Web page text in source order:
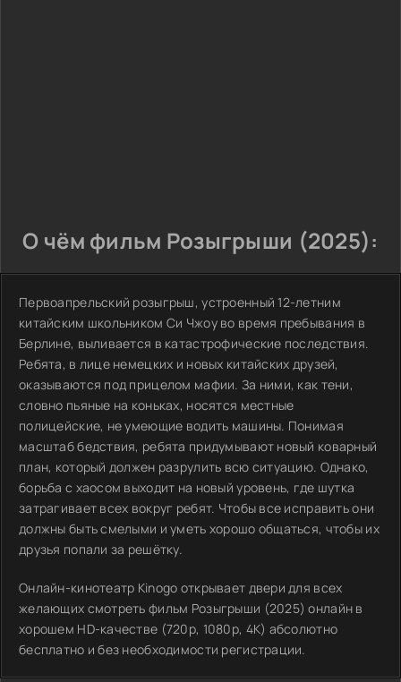
О чём фильм Розыгрыши (2025):
Первоапрельский розыгрыш, устроенный 12-летним
китайским школьником Си Чжоу во время пребывания в
Берлине, выливается в катастрофические последствия.
Ребята, в лице немецких и новых китайских друзей,
оказываются под прицелом мафии. За ними, как тени,
словно пьяные на коньках, носятся местные
полицейские, не умеющие водить машины. Понимая
масштаб бедствия, ребята придумывают новый коварный
план, который должен разрулить всю ситуацию. Однако,
борьба с хаосом выходит на новый уровень, где шутка
затрагивает всех вокруг ребят. Чтобы все исправить они
должны быть смелыми и уметь хорошо общаться, чтобы их
друзья попали за решётку.
Онлайн-кинотеатр Kinogo открывает двери для всех
желающих смотреть фильм Розыгрыши (2025) онлайн в
хорошем HD-качестве (720p, 1080p, 4K) абсолютно
бесплатно и без необходимости регистрации.